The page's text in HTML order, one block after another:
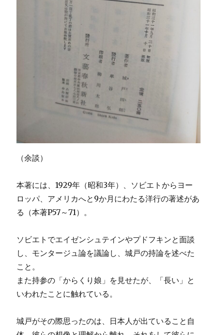
（余談）
本著には、1929年（昭和3年）、ソビエトからヨー
ロッパ、アメリカへと9か月にわたる洋行の著述があ
る（本著P57～71）。
ソビエトでエイゼンシュテインやプドフキンと面談
し、モンタージュ論を議論し、城戸の持論を述べた
こと。
また持参の「からくり娘」を見せたが、「長い」と
いわれたことに触れている。
城戸がその際思ったのは、日本人が出ていること自